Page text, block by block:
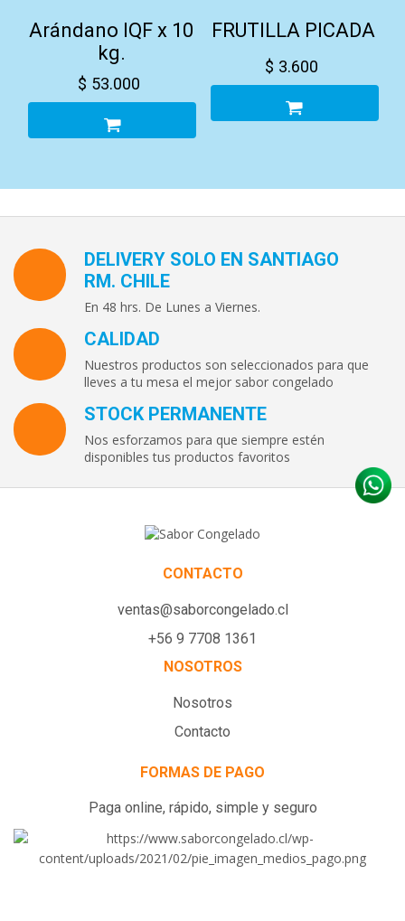
Arándano IQF x 10
kg.
$ 53.000
FRUTILLA PICADA
$ 3.600
DELIVERY SOLO EN SANTIAGO
RM. CHILE
En 48 hrs. De Lunes a Viernes.
CALIDAD
Nuestros productos son seleccionados para que
lleves a tu mesa el mejor sabor congelado
STOCK PERMANENTE
Nos esforzamos para que siempre estén
disponibles tus productos favoritos
CONTACTO
ventas@saborcongelado.cl
+56 9 7708 1361
NOSOTROS
Nosotros
Contacto
FORMAS DE PAGO
Paga online, rápido, simple y seguro